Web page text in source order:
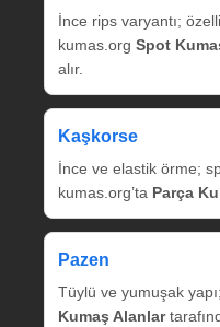
İnce rips varyantı;
kumas.org Spot
alır.
Kaşkorse
İnce ve elastik örme;
kumas.org’ta Parça
Pazen
Tüylü ve yumuşak
Kumaş Alanlar